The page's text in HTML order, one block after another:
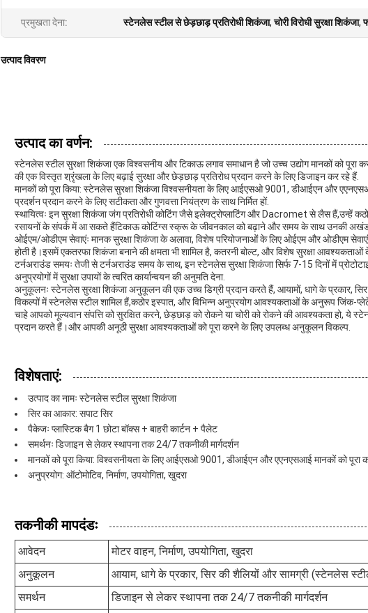
प्रमुखता देना: स्टेनलेस स्टील से छेड़छाड़ प्रतिरोधी शिकंजा,चोरी विरोधी सुरक्षा शिकंजा,
उत्पाद विवरण
उत्पाद का वर्णन:
स्टेनलेस स्टील सुरक्षा शिकंजा एक विश्वसनीय और टिकाऊ लगाव समाधान है जो उच्च उद्योग मानकों को
की एक विस्तृत श्रृंखला के लिए बढ़ाई सुरक्षा और छेड़छाड़ प्रतिरोध प्रदान करने के लिए डिजाइन कर रहे हैं.
मानकों को पूरा किया: स्टेनलेस सुरक्षा शिकंजा विश्वसनीयता के लिए आईएसओ 9001, डीआईएन और
प्रदर्शन प्रदान करने के लिए सटीकता और गुणवत्ता नियंत्रण के साथ निर्मित हों.
स्थायित्वः इन सुरक्षा शिकंजा जंग प्रतिरोधी कोटिंग जैसे इलेक्ट्रोप्लाटिंग और Dacromet से लैस हैं,उन्हें
रसायनों के संपर्क में आ सकते हैंटिकाऊ कोटिंग्स स्क्रू के जीवनकाल को बढ़ाने और समय के साथ उनकी
ओईएम/ओडीएम सेवाएंः मानक सुरक्षा शिकंजा के अलावा, विशेष परियोजनाओं के लिए ओईएम और ओडीएम
होती है।इसमें एकतरफा शिकंजा बनाने की क्षमता भी शामिल है, कतरनी बोल्ट, और विशेष सुरक्षा
टर्नअराउंड समयः तेजी से टर्नअराउंड समय के साथ, इन स्टेनलेस सुरक्षा शिकंजा सिर्फ 7-15 दिनों में
अनुप्रयोगों में सुरक्षा उपायों के त्वरित कार्यान्वयन की अनुमति देना.
अनुकूलनः स्टेनलेस सुरक्षा शिकंजा अनुकूलन की एक उच्च डिग्री प्रदान करते हैं, आयामों, धागे के प्रकार,
विकल्पों में स्टेनलेस स्टील शामिल हैं,कठोर इस्पात, और विभिन्न अनुप्रयोग आवश्यकताओं के अनुरूप जिंक-
चाहे आपको मूल्यवान संपत्ति को सुरक्षित करने, छेड़छाड़ को रोकने या चोरी को रोकने की आवश्यकता हो, ये
प्रदान करते हैं।और आपकी अनूठी सुरक्षा आवश्यकताओं को पूरा करने के लिए उपलब्ध अनुकूलन विकल्प.
विशेषताएं:
उत्पाद का नामः स्टेनलेस स्टील सुरक्षा शिकंजा
सिर का आकार: सपाट सिर
पैकेजः प्लास्टिक बैग 1 छोटा बॉक्स + बाहरी कार्टन + पैलेट
समर्थनः डिजाइन से लेकर स्थापना तक 24/7 तकनीकी मार्गदर्शन
मानकों को पूरा किया: विश्वसनीयता के लिए आईएसओ 9001, डीआईएन और एएनएसआई मानकों को पूरा
अनुप्रयोग: ऑटोमोटिव, निर्माण, उपयोगिता, खुदरा
तकनीकी मापदंडः
आवेदन
मोटर वाहन, निर्माण, उपयोगिता, खुदरा
अनुकूलन
आयाम, धागे के प्रकार, सिर की शैलियों और सामग्री (स्टेनलेस
समर्थन
डिजाइन से लेकर स्थापना तक 24/7 तकनीकी मार्गदर्शन